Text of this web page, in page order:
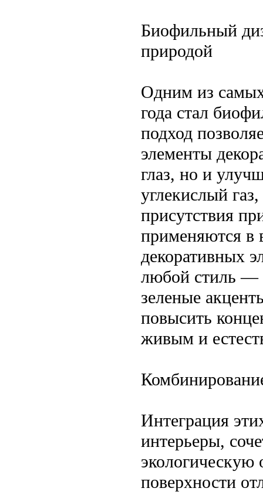
Биофильный
природой
Одним из
года стал
подход
элементы
глаз, но и
углекислый
присутствия
применяются в
декоративных
любой стиль —
зеленые
повысить
живым и
Интеграция
интерьеры,
экологическую
поверхности